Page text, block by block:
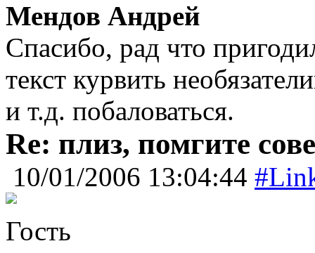
Мендов Андрей
Спасибо, рад что
текст курвить
и т.д. побаловаться.
Re: плиз, помгите
10/01/2006 13:04:44
Гость